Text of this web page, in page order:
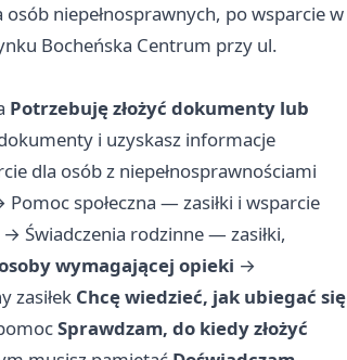
niepełnosprawnych, po wsparcie w
Bocheńska Centrum przy ul.
Potrzebuję złożyć dokumenty lub
i uzyskasz informacje
dla osób z niepełnosprawnościami
Pomoc społeczna — zasiłki i wsparcie
→ Świadczenia rodzinne — zasiłki,
wymagającej opieki →
zasiłek Chcę wiedzieć, jak ubiegać się
Sprawdzam, do kiedy złożyć